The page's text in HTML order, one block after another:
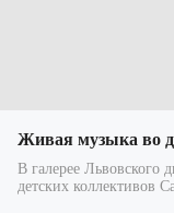
Живая музыка во
В галерее Львовского
детских коллективов